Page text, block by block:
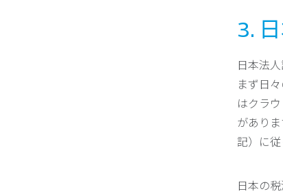
3.
日本法
まず日
はクラ
があり
記）に
日本の